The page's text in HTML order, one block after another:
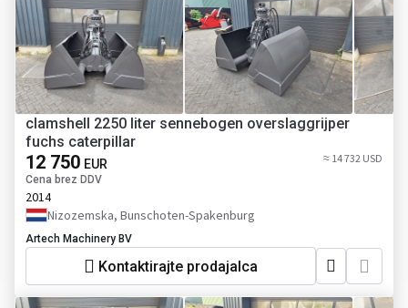
clamshell 2250 liter sennebogen overslaggrijper
fuchs caterpillar
12 750 EUR
Cena brez DDV
≈ 14 732 USD
2014
Nizozemska, Bunschoten-Spakenburg
Artech Machinery BV
Kontaktirajte prodajalca